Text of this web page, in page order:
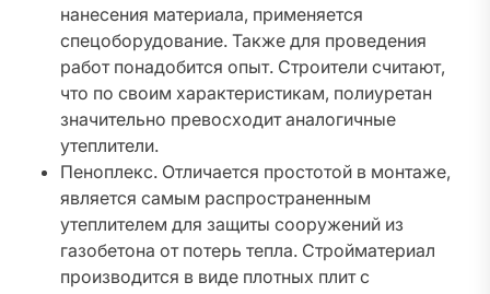
нанесения материала, применяется
спецоборудование. Также для проведения
работ понадобится опыт. Строители считают,
что по своим характеристикам, полиуретан
значительно превосходит аналогичные
утеплители.
Пеноплекс. Отличается простотой в монтаже,
является самым распространенным
утеплителем для защиты сооружений из
газобетона от потерь тепла. Стройматериал
производится в виде плотных плит с